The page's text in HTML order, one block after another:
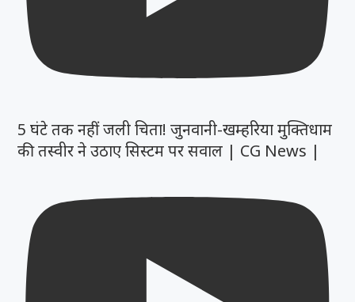
5 घंटे तक नहीं जली चिता! जुनवानी-खम्हरिया मुक्तिधाम
की तस्वीर ने उठाए सिस्टम पर सवाल | CG News |